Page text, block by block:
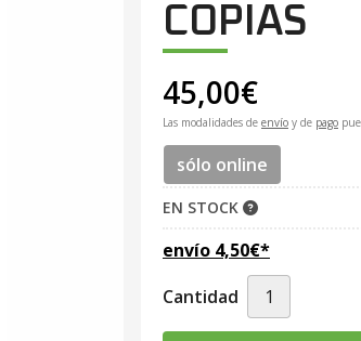
COPIAS
45,00€
Las modalidades de envío y de pago
sólo online
EN STOCK
envío 4,50€*
Cantidad